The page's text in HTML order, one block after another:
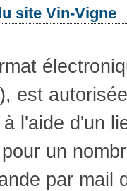
site Vin-Vigne
est
l'aide d'un
un
par mail